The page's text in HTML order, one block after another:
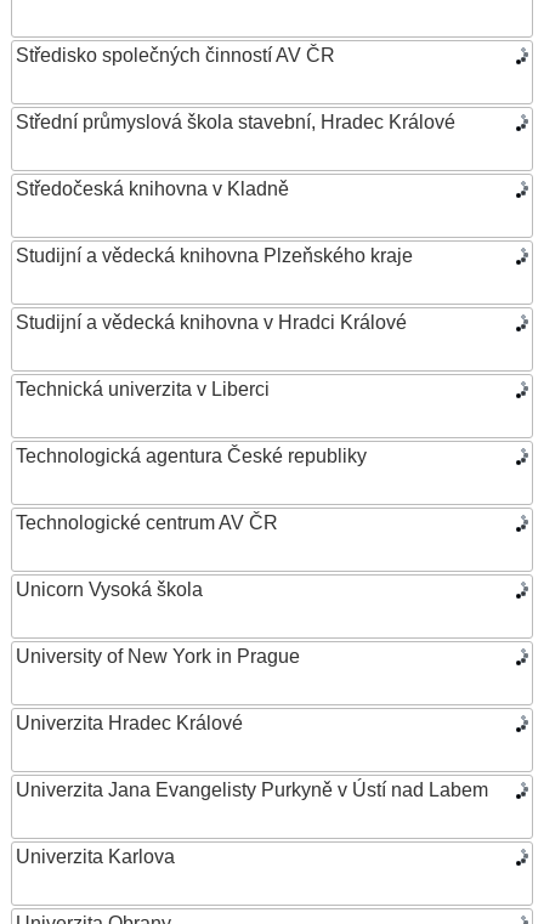
Středisko společných činností AV ČR
Střední průmyslová škola stavební, Hradec Králové
Středočeská knihovna v Kladně
Studijní a vědecká knihovna Plzeňského kraje
Studijní a vědecká knihovna v Hradci Králové
Technická univerzita v Liberci
Technologická agentura České republiky
Technologické centrum AV ČR
Unicorn Vysoká škola
University of New York in Prague
Univerzita Hradec Králové
Univerzita Jana Evangelisty Purkyně v Ústí nad Labem
Univerzita Karlova